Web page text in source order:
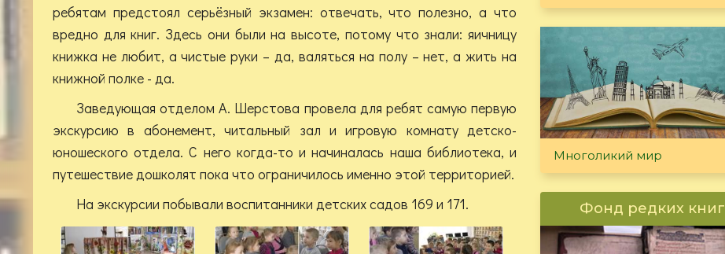
ребятам предстоял серьёзный экзамен: отвечать, что полезно, а что
вредно для книг. Здесь они были на высоте, потому что знали: яичницу
книжка не любит, а чистые руки – да, валяться на полу – нет, а жить на
книжной полке - да.
Заведующая отделом А. Шерстова провела для ребят самую первую
экскурсию в абонемент, читальный зал и игровую комнату детско-
юношеского отдела. С него когда-то и начиналась наша библиотека, и
путешествие дошколят пока что ограничилось именно этой территорией.
На экскурсии побывали воспитанники детских садов 169 и 171.
Многоликий мир
Фонд редких книг